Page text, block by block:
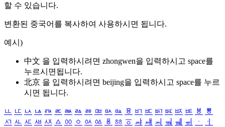
할 수 있습니다.
변환된 중국어를 복사하여 사용하시면 됩니다.
예시)
中文 을 입력하시려면 zhongwen을 입력하시고 space를
누르시면됩니다.
北京 을 입력하시려면 beijing을 입력하시고 space를 누르
시면 됩니다.
ㅥ ㅦ ㅧ ㅨ ㅩ ㅪ ㅫ ㅬ ㅭ ㅮ ㅯ ㅰ ㅱ ㅲ ㅳ ㅴ ㅵ ㅶ ㅷ ㅸ
ㅹ
ㅺ ㅻ ㅼ ㅽ ㅾ ㅿ ㆀ ㆁ ㆂ ㆃ ㆄ ㆅ ㆆ ㆇ ㆈ ㆉ ㆊ ㆋ ㆌ ㆍ
ㆎ